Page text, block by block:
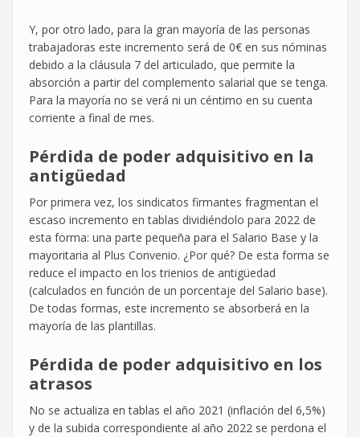
Y, por otro lado, para la gran mayoría de las personas
trabajadoras este incremento será de 0€ en sus nóminas
debido a la cláusula 7 del articulado, que permite la
absorción a partir del complemento salarial que se tenga.
Para la mayoría no se verá ni un céntimo en su cuenta
corriente a final de mes.
Pérdida de poder adquisitivo en la
antigüedad
Por primera vez, los sindicatos firmantes fragmentan el
escaso incremento en tablas dividiéndolo para 2022 de
esta forma: una parte pequeña para el Salario Base y la
mayoritaria al Plus Convenio. ¿Por qué? De esta forma se
reduce el impacto en los trienios de antigüedad
(calculados en función de un porcentaje del Salario base).
De todas formas, este incremento se absorberá en la
mayoría de las plantillas.
Pérdida de poder adquisitivo en los
atrasos
No se actualiza en tablas el año 2021 (inflación del 6,5%)
y de la subida correspondiente al año 2022 se perdona el